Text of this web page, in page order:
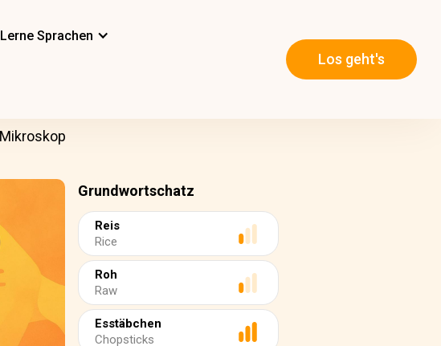
Lerne Sprachen
Los geht's
Grundwortschatz
Reis
Rice
Roh
Raw
Esstäbchen
Chopsticks